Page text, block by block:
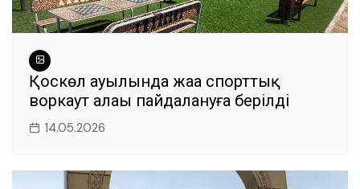
Қоскөл ауылында жаңа спорттық
воркаут алаңы пайдалануға берілді
14.05.2026